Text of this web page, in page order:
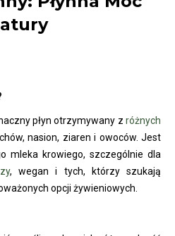
płyn otrzymywany z różnych
nasion, ziaren i owoców. Jest
mleka krowiego, szczególnie dla
, wegan i tych, którzy szukają
opcji żywieniowych.